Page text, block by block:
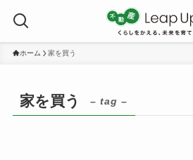
ホーム 家を買う
家を買う – tag –